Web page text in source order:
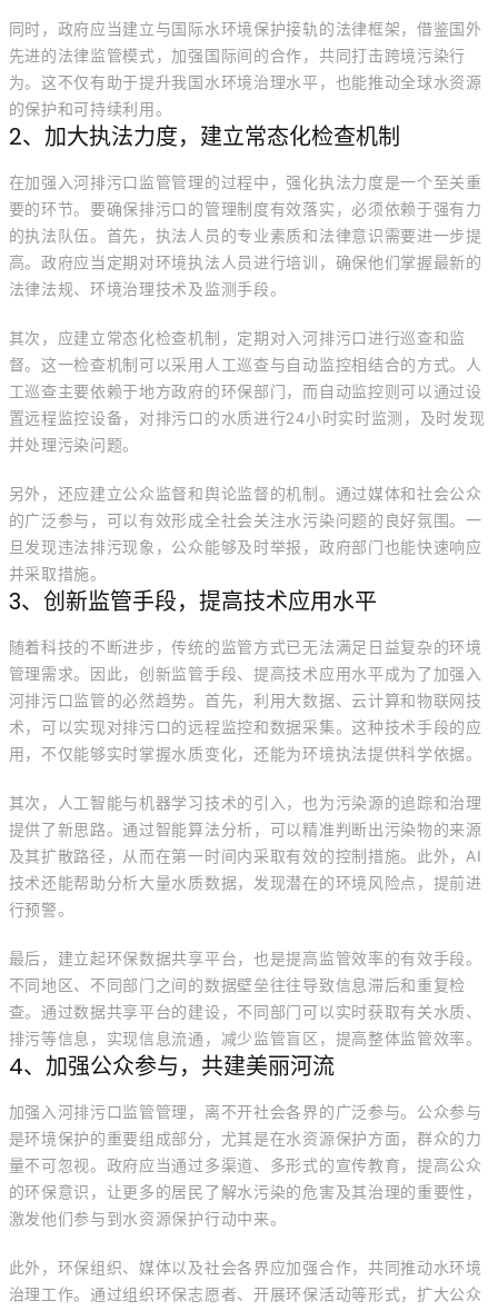
同时，政府应当建立与国际水环境保护接轨的法律框架，借鉴国外
先进的法律监管模式，加强国际间的合作，共同打击跨境污染行
为。这不仅有助于提升我国水环境治理水平，也能推动全球水资源
的保护和可持续利用。
2、加大执法力度，建立常态化检查机制
在加强入河排污口监管管理的过程中，强化执法力度是一个至关重
要的环节。要确保排污口的管理制度有效落实，必须依赖于强有力
的执法队伍。首先，执法人员的专业素质和法律意识需要进一步提
高。政府应当定期对环境执法人员进行培训，确保他们掌握最新的
法律法规、环境治理技术及监测手段。
其次，应建立常态化检查机制，定期对入河排污口进行巡查和监
督。这一检查机制可以采用人工巡查与自动监控相结合的方式。人
工巡查主要依赖于地方政府的环保部门，而自动监控则可以通过设
置远程监控设备，对排污口的水质进行24小时实时监测，及时发现
并处理污染问题。
另外，还应建立公众监督和舆论监督的机制。通过媒体和社会公众
的广泛参与，可以有效形成全社会关注水污染问题的良好氛围。一
旦发现违法排污现象，公众能够及时举报，政府部门也能快速响应
并采取措施。
3、创新监管手段，提高技术应用水平
随着科技的不断进步，传统的监管方式已无法满足日益复杂的环境
管理需求。因此，创新监管手段、提高技术应用水平成为了加强入
河排污口监管的必然趋势。首先，利用大数据、云计算和物联网技
术，可以实现对排污口的远程监控和数据采集。这种技术手段的应
用，不仅能够实时掌握水质变化，还能为环境执法提供科学依据。
其次，人工智能与机器学习技术的引入，也为污染源的追踪和治理
提供了新思路。通过智能算法分析，可以精准判断出污染物的来源
及其扩散路径，从而在第一时间内采取有效的控制措施。此外，AI
技术还能帮助分析大量水质数据，发现潜在的环境风险点，提前进
行预警。
最后，建立起环保数据共享平台，也是提高监管效率的有效手段。
不同地区、不同部门之间的数据壁垒往往导致信息滞后和重复检
查。通过数据共享平台的建设，不同部门可以实时获取有关水质、
排污等信息，实现信息流通，减少监管盲区，提高整体监管效率。
4、加强公众参与，共建美丽河流
加强入河排污口监管管理，离不开社会各界的广泛参与。公众参与
是环境保护的重要组成部分，尤其是在水资源保护方面，群众的力
量不可忽视。政府应当通过多渠道、多形式的宣传教育，提高公众
的环保意识，让更多的居民了解水污染的危害及其治理的重要性，
激发他们参与到水资源保护行动中来。
此外，环保组织、媒体以及社会各界应加强合作，共同推动水环境
治理工作。通过组织环保志愿者、开展环保活动等形式，扩大公众